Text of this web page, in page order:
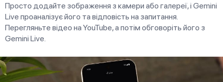
Просто додайте зображення з камери або галереї, і Gemini
Live проаналізує його та відповість на запитання.
Перегляньте відео на YouTube, а потім обговоріть його з
Gemini Live.